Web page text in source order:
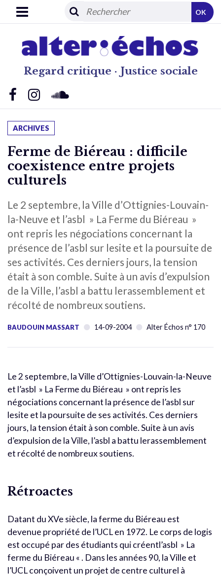
Regard critique · Justice sociale
OK
ARCHIVES
Ferme de Biéreau : difficile
coexistence entre projets
culturels
Le 2 septembre, la Ville d’Ottignies-Louvain-
la-Neuve et l’asbl » La Ferme du Biéreau »
ont repris les négociations concernant la
présence de l’asbl sur lesite et la poursuite de
ses activités. Ces derniers jours, la tension
était à son comble. Suite à un avis d’expulsion
de la Ville, l’asbl a battu lerassemblement et
récolté de nombreux soutiens.
BAUDOUIN MASSART 14-09-2004 Alter Échos n° 170
Le 2 septembre, la Ville d’Ottignies-Louvain-la-Neuve
et l’asbl » La Ferme du Biéreau » ont repris les
négociations concernant la présence de l’asbl sur
lesite et la poursuite de ses activités. Ces derniers
jours, la tension était à son comble. Suite à un avis
d’expulsion de la Ville, l’asbl a battu lerassemblement
et récolté de nombreux soutiens.
Rétroactes
Datant du XVe siècle, la ferme du Biéreau est
devenue propriété de l’UCL en 1972. Le corps de logis
est occupé par des étudiants qui créentl’asbl » La
ferme du Biéreau « . Dans les années 90, la Ville et
l’UCL conçoivent un projet de centre culturel à